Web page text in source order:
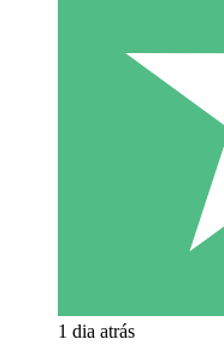
1 dia atrás